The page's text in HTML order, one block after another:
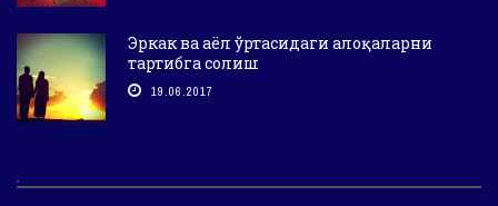
Эркак ва аёл ўртасидаги алоқаларни
тартибга солиш
19.06.2017